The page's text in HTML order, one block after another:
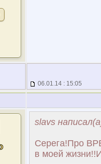
06.01.14 : 15:05
slavs
Серега!Про
в моей